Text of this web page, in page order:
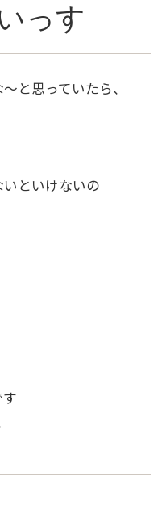
っす
と思っていたら、
といけないの